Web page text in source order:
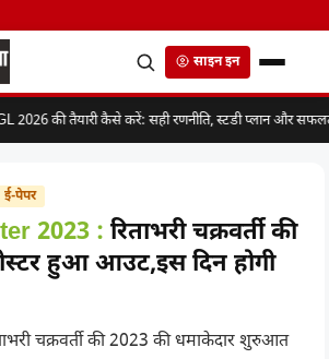
साइन इन
2026 की तैयारी कैसे करें: सही रणनीति, स्टडी प्लान और
ई-पेपर
2023 : रिताभरी चक्रवर्ती की
हुआ आउट,इस दिन होगी
चक्रवर्ती की 2023 की धमाकेदार शुरुआत